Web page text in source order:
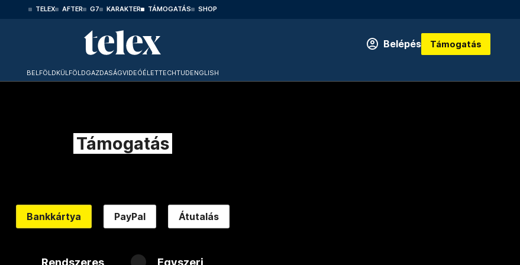
TELEX AFTER G7 KARAKTER TÁMOGATÁS SHOP
Belépés Támogatás
BELFÖLDKÜLFÖLDGAZDASÁGVIDEÓÉLETTECHTUDENGLISH
Támogatás
Bankkártya PayPal Átutalás
Rendszeres Egyszeri